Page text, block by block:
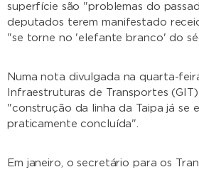
superfície são "problemas do
deputados terem manifestado
"se torne no 'elefante branco' do
Numa nota divulgada na quarta-
Infraestruturas de Transportes
"construção da linha da Taipa já se
praticamente concluída".
Em janeiro, o secretário para os